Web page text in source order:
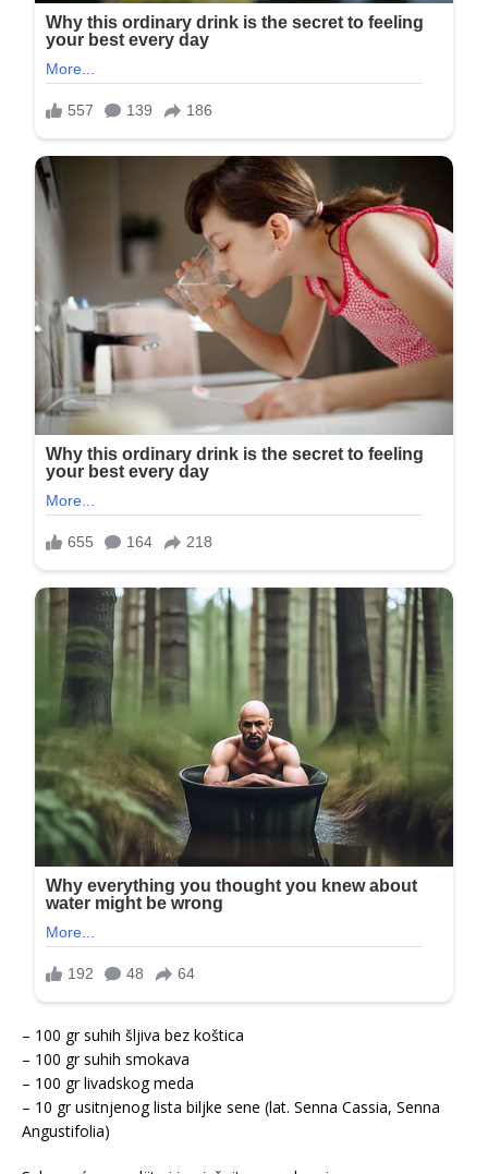
– 100 gr suhih šljiva bez koštica
– 100 gr suhih smokava
– 100 gr livadskog meda
– 10 gr usitnjenog lista biljke sene (lat. Senna Cassia, Senna
Angustifolia)